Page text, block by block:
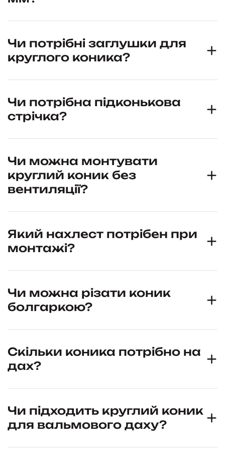
Чи потрібні заглушки для
круглого коника?
Чи потрібна підконькова
стрічка?
Чи можна монтувати
круглий коник без
вентиляції?
Який нахлест потрібен при
монтажі?
Чи можна різати коник
болгаркою?
Скільки коника потрібно на
дах?
Чи підходить круглий коник
для вальмового даху?